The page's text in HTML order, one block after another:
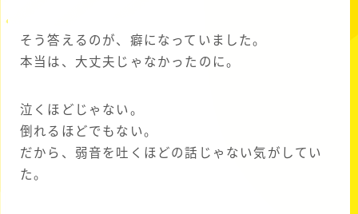
そう答えるのが、癖になっていました。
本当は、大丈夫じゃなかったのに。
泣くほどじゃない。
倒れるほどでもない。
だから、弱音を吐くほどの話じゃない気がしてい
た。